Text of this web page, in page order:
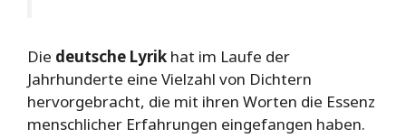
Die deutsche Lyrik hat im Laufe der
Jahrhunderte eine Vielzahl von Dichtern
hervorgebracht, die mit ihren Worten die Essenz
menschlicher Erfahrungen eingefangen haben.